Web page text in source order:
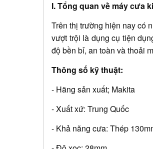
I. Tổng quan về máy cưa
Trên thị trường hiện nay có
vượt trội là dụng cụ tiện
độ bền bỉ, an toàn và thoải
Thông số kỹ thuật:
- Hãng sản xuất; Makita
- Xuất xứ: Trung Quốc
- Khả năng cưa: Thép